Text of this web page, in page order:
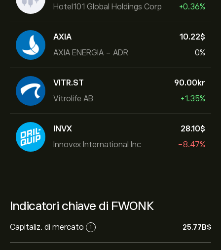
Hotel101 Global Holdings Corp
+0.36%
AXIA
AXIA ENERGIA - ADR
10.22‎$‎
0%
VITR.ST
Vitrolife AB
90.00‎kr‎
+1.35%
INVX
Innovex International Inc
28.10‎$‎
-8.47%
Indicatori chiave di FWONK
Capitaliz. di mercato i 25.77B‎$‎